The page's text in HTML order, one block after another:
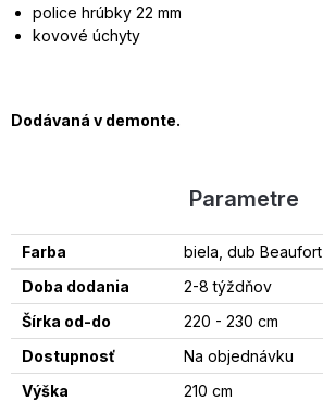
police hrúbky 22 mm
kovové úchyty
Dodávaná v demonte.
Parametre
Farba
biela, dub Beaufort
Doba dodania
2-8 týždňov
Šírka od-do
220 - 230 cm
Dostupnosť
Na objednávku
Výška
210 cm